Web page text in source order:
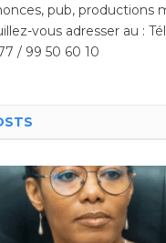
pub, productions
vous adresser au :
/ 99 50 60 10